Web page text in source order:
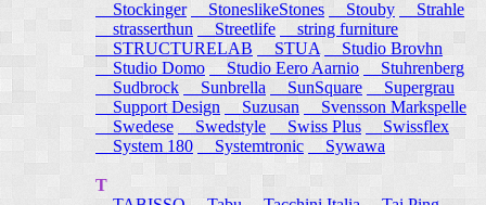
Stockinger
StoneslikeStones Stouby
Strahle
strasserthun
Streetlife
string furniture
STRUCTURELAB
STUA
Studio Brovhn
Studio Domo
Studio Eero Aarnio
Stuhrenberg
Sudbrock
Sunbrella SunSquare
Supergrau
Support Design
Suzusan
Svensson Markspelle
Swedese
Swedstyle Swiss Plus
Swissflex
System 180
Systemtronic Sywawa
T